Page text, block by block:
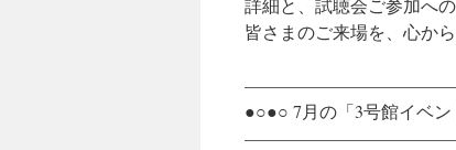
詳細と、試聴会ご参加へ
皆さまのご来場を、心か
●○●○ 7月の「3号館イベ